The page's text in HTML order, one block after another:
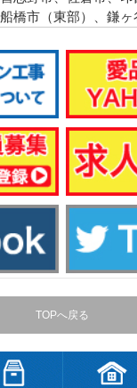
橋市（東部）、鎌ヶ
TOPへ戻る